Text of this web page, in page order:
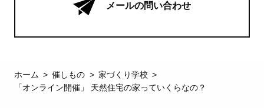
メールの問い合わせ
ホーム 催しもの
家づくり学校
「オンライン開催」 天然住宅の家っていくらなの？